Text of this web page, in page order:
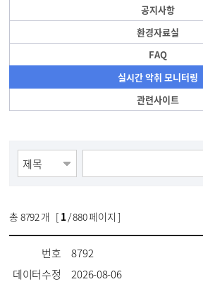
공지사항
환경자료실
FAQ
실시간 악취 모니터링
관련사이트
총 8792개 [ 1/ 880 페이지 ]
번호
8792
데이터수정
2026-08-06